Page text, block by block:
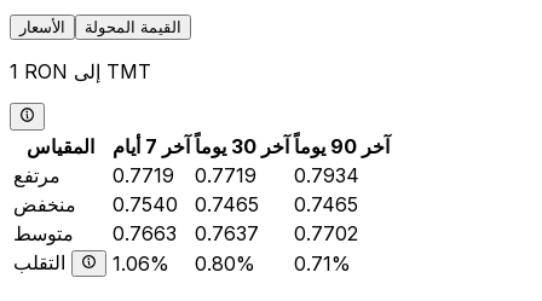
الأسعار القيمة المحولة
1 RON إلى TMT
المقياس آخر 7 أيام آخر 30 يوماً
آخر 90 يوماً
مرتفع
0.7719 0.7719
0.7934
منخفض
0.7540 0.7465
0.7465
متوسط
0.7663 0.7637
0.7702
التقلب
1.06% 0.80% 0.71%